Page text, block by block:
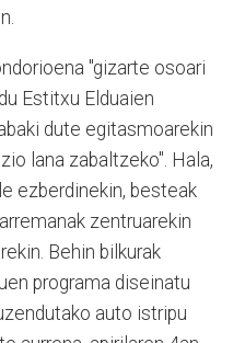
"gizarte osoari
Estitxu Elduaien
dute egitasmoarekin
lana zabaltzeko". Hala,
ezberdinekin, besteak
zentruarekin
Behin bilkurak
programa diseinatu
auto istripu